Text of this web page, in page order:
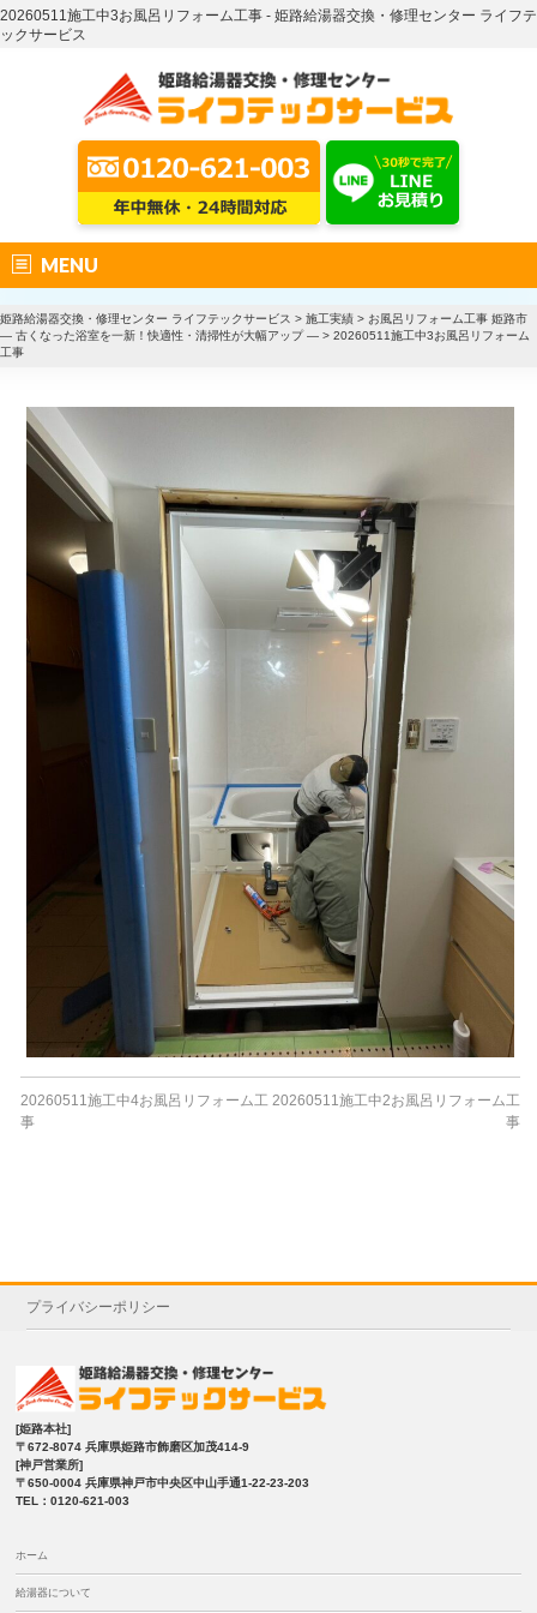
20260511施工中3お風呂リフォーム工事 - 姫路給湯器交換・修理センター ライフテ
ックサービス
MENU
姫路給湯器交換・修理センター ライフテックサービス > 施工実績 > お風呂リフォーム工事 姫路市
― 古くなった浴室を一新！快適性・清掃性が大幅アップ ― > 20260511施工中3お風呂リフォーム
工事
20260511施工中4お風呂リフォーム工
事
20260511施工中2お風呂リフォーム工
事
プライバシーポリシー
[姫路本社]
〒672-8074 兵庫県姫路市飾磨区加茂414-9
[神戸営業所]
〒650-0004 兵庫県神戸市中央区中山手通1-22-23-203
TEL：0120-621-003
ホーム
給湯器について